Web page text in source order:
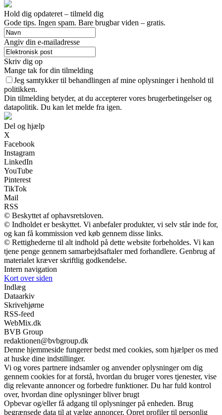
Hold dig opdateret – tilmeld dig
Gode tips. Ingen spam. Bare brugbar viden – gratis.
Angiv din e-mailadresse
Skriv dig op
Mange tak for din tilmelding
Jeg samtykker til behandlingen af mine oplysninger i henhold til
politikken.
Din tilmelding betyder, at du accepterer vores brugerbetingelser og
datapolitik. Du kan let melde fra igen.
Del og hjælp
X
Facebook
Instagram
LinkedIn
YouTube
Pinterest
TikTok
Mail
RSS
© Beskyttet af ophavsretsloven.
© Indholdet er beskyttet. Vi anbefaler produkter, vi selv står inde for,
og kan få kommission ved køb gennem disse links.
© Rettighederne til alt indhold på dette website forbeholdes. Vi kan
tjene penge gennem samarbejdsaftaler med forhandlere. Genbrug af
materialet kræver skriftlig godkendelse.
Intern navigation
Kort over siden
Indlæg
Dataarkiv
Skrivehjørne
RSS-feed
WebMix.dk
BVB Group
redaktionen@bvbgroup.dk
Denne hjemmeside fungerer bedst med cookies, som hjælper os med
at huske dine indstillinger.
Vi og vores partnere indsamler og anvender oplysninger om dig
gennem cookies for at forstå, hvordan du bruger vores tjenester, vise
dig relevante annoncer og forbedre funktioner. Du har fuld kontrol
over, hvordan dine oplysninger bliver brugt
Opbevar og/eller få adgang til oplysninger på enheden. Brug
begrænsede data til at vælge annoncer. Opret profiler til personlig